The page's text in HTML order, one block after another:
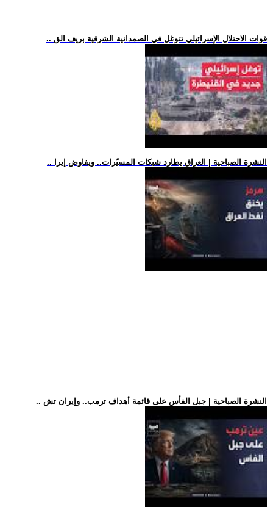
.. قوات الاحتلال الإسرائيلي تتوغل في الصمدانية الشرقية بريف الق
.. النشرة الصباحية | العراق يطارد شبكات المسيّرات.. ويفاوض إيرا
.. النشرة الصباحية | جبل الفأس على قائمة أهداف ترمب.. وإيران تش